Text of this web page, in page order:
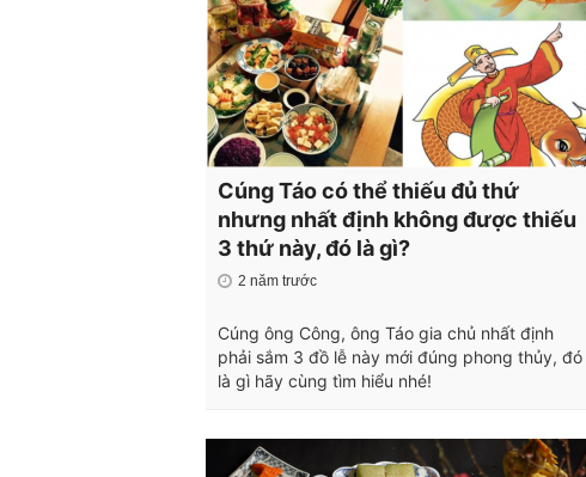
Cúng Táo có thể thiếu đủ thứ
nhưng nhất định không được thiếu
3 thứ này, đó là gì?
2 năm trước
Cúng ông Công, ông Táo gia chủ nhất định
phải sắm 3 đồ lễ này mới đúng phong thủy, đó
là gì hãy cùng tìm hiểu nhé!